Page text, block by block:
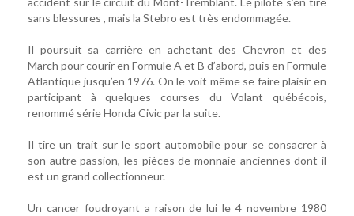
sans blessures , mais la Stebro est très endommagée.
Il poursuit sa carrière en achetant des Chevron et des
March pour courir en Formule A et B d’abord, puis en Formule
Atlantique jusqu’en 1976. On le voit même se faire plaisir en
participant à quelques courses du Volant québécois,
renommé série Honda Civic par la suite.
Il tire un trait sur le sport automobile pour se consacrer à
son autre passion, les pièces de monnaie anciennes dont il
est un grand collectionneur.
Un cancer foudroyant a raison de lui le 4 novembre 1980